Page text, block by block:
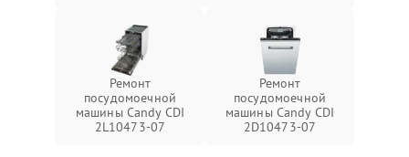
Ремонт
посудомоечной
машины Candy CDI
2L10473-07
Ремонт
посудомоечной
машины Candy CDI
2D10473-07